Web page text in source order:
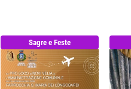
Sagre e Feste